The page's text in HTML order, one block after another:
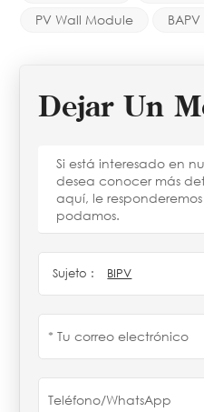
PV Wall Module
BAPV
Dejar Un
Si está interesado en
desea conocer más
aquí, le
podamos.
Sujeto : BIPV